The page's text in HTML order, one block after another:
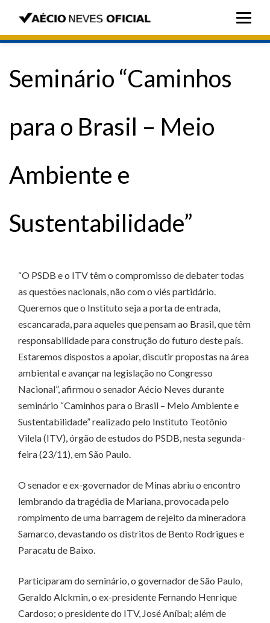
Seminário “Caminhos
para o Brasil – Meio
Ambiente e
Sustentabilidade”
“O PSDB e o ITV têm o compromisso de debater todas
as questões nacionais, não com o viés partidário.
Queremos que o Instituto seja a porta de entrada,
escancarada, para aqueles que pensam ao Brasil, que têm
responsabilidade para construção do futuro deste país.
Estaremos dispostos a apoiar, discutir propostas na área
ambiental e avançar na legislação no Congresso
Nacional”, afirmou o senador Aécio Neves durante
seminário “Caminhos para o Brasil – Meio Ambiente e
Sustentabilidade” realizado pelo Instituto Teotônio
Vilela (ITV), órgão de estudos do PSDB, nesta segunda-
feira (23/11), em São Paulo.
O senador e ex-governador de Minas abriu o encontro
lembrando da tragédia de Mariana, provocada pelo
rompimento de uma barragem de rejeito da mineradora
Samarco, devastando os distritos de Bento Rodrigues e
Paracatu de Baixo.
Participaram do seminário, o governador de São Paulo,
Geraldo Alckmin, o ex-presidente Fernando Henrique
Cardoso; o presidente do ITV, José Aníbal; além de